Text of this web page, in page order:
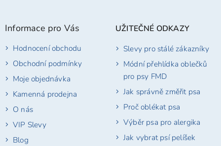
Informace pro Vás
Hodnocení obchodu
Obchodní podmínky
Moje objednávka
Kamenná prodejna
O nás
VIP Slevy
Blog
UŽITEČNÉ ODKAZY
Slevy pro stálé zákazníky
Módní přehlídka oblečků
pro psy FMD
Jak správně změřit psa
Proč oblékat psa
Výběr psa pro alergika
Jak vybrat psí pelíšek